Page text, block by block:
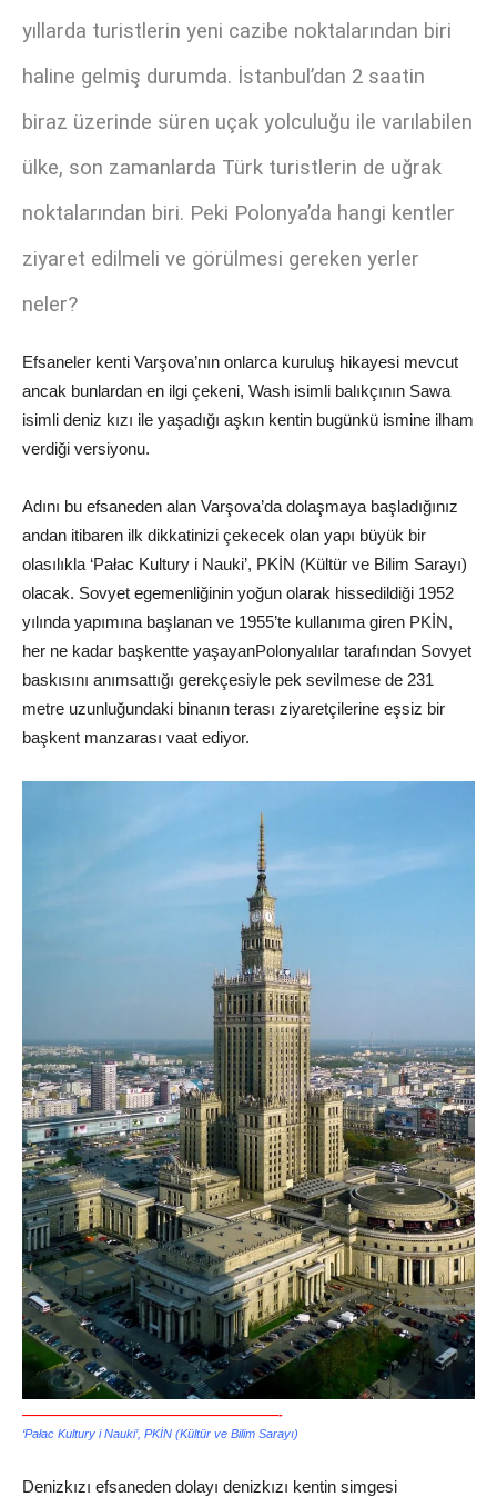
yıllarda turistlerin yeni cazibe noktalarından biri
haline gelmiş durumda. İstanbul’dan 2 saatin
biraz üzerinde süren uçak yolculuğu ile varılabilen
ülke, son zamanlarda Türk turistlerin de uğrak
noktalarından biri. Peki Polonya’da hangi kentler
ziyaret edilmeli ve görülmesi gereken yerler
neler?
Efsaneler kenti Varşova’nın onlarca kuruluş hikayesi mevcut
ancak bunlardan en ilgi çekeni, Wash isimli balıkçının Sawa
isimli deniz kızı ile yaşadığı aşkın kentin bugünkü ismine ilham
verdiği versiyonu.
Adını bu efsaneden alan Varşova’da dolaşmaya başladığınız
andan itibaren ilk dikkatinizi çekecek olan yapı büyük bir
olasılıkla ‘Pałac Kultury i Nauki’, PKİN (Kültür ve Bilim Sarayı)
olacak. Sovyet egemenliğinin yoğun olarak hissedildiği 1952
yılında yapımına başlanan ve 1955’te kullanıma giren PKİN,
her ne kadar başkentte yaşayanPolonyalılar tarafından Sovyet
baskısını anımsattığı gerekçesiyle pek sevilmese de 231
metre uzunluğundaki binanın terası ziyaretçilerine eşsiz bir
başkent manzarası vaat ediyor.
—————————————————————-
‘Pałac Kultury i Nauki’, PKİN (Kültür ve Bilim Sarayı)
Denizkızı efsaneden dolayı denizkızı kentin simgesi